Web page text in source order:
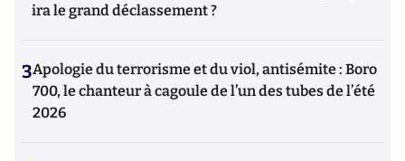
ira le grand déclassement ?
3Apologie du terrorisme et du viol, antisémite : Boro
700, le chanteur à cagoule de l’un des tubes de l’été
2026